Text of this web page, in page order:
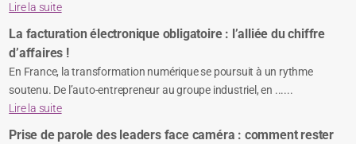
Lire la suite
La facturation électronique obligatoire : l’alliée du chiffre
d’affaires !
En France, la transformation numérique se poursuit à un rythme
soutenu. De l’auto-entrepreneur au groupe industriel, en ......
Lire la suite
Prise de parole des leaders face caméra : comment rester